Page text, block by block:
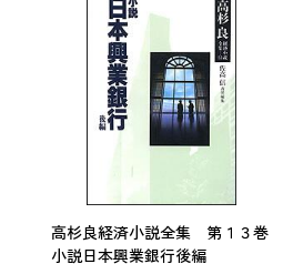
高杉良経済小説全集 第１３巻
小説日本興業銀行後編